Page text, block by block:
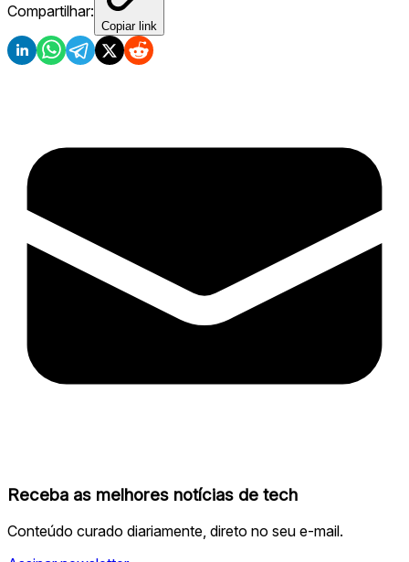
Compartilhar:
Copiar link
Receba as melhores notícias de tech
Conteúdo curado diariamente, direto no seu e-mail.